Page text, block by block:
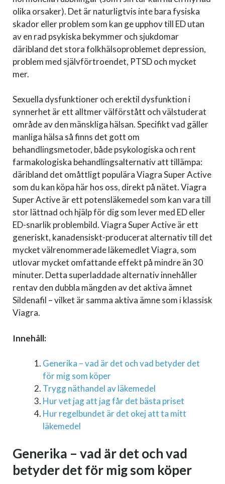
olika orsaker). Det är naturligtvis inte bara fysiska
skador eller problem som kan ge upphov till ED utan
av en rad psykiska bekymmer och sjukdomar
däribland det stora folkhälsoproblemet depression,
problem med självförtroendet, PTSD och mycket
mer.
Sexuella dysfunktioner och erektil dysfunktion i
synnerhet är ett alltmer välförstått och välstuderat
område av den mänskliga hälsan. Specifikt vad gäller
manliga hälsa så finns det gott om
behandlingsmetoder, både psykologiska och rent
farmakologiska behandlingsalternativ att tillämpa:
däribland det omåttligt populära Viagra Super Active
som du kan köpa här hos oss, direkt på nätet. Viagra
Super Active är ett potensläkemedel som kan vara till
stor lättnad och hjälp för dig som lever med ED eller
ED-snarlik problembild. Viagra Super Active är ett
generiskt, kanadensiskt-producerat alternativ till det
mycket välrenommerade läkemedlet Viagra, som
utlovar mycket omfattande effekt på mindre än 30
minuter. Detta superladdade alternativ innehåller
rentav den dubbla mängden av det aktiva ämnet
Sildenafil – vilket är samma aktiva ämne som i klassisk
Viagra.
Innehåll:
Generika – vad är det och vad betyder det
för mig som köper
Trygg näthandel av läkemedel
Hur vet jag att jag får det bästa priset
Hur regelbundet är det okej att ta mitt
läkemedel
Generika – vad är det och vad
betyder det för mig som köper